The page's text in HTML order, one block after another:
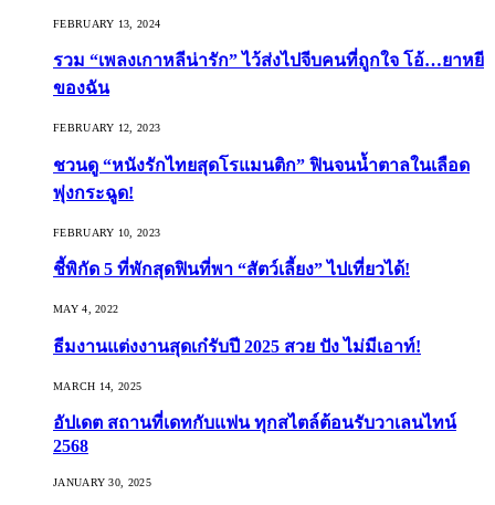
FEBRUARY 13, 2024
รวม “เพลงเกาหลีน่ารัก” ไว้ส่งไปจีบคนที่ถูกใจ โอ้…ยาหยี
ของฉัน
FEBRUARY 12, 2023
ชวนดู “หนังรักไทยสุดโรแมนติก” ฟินจนน้ำตาลในเลือด
พุ่งกระฉูด!
FEBRUARY 10, 2023
ชี้พิกัด 5 ที่พักสุดฟินที่พา “สัตว์เลี้ยง” ไปเที่ยวได้!
MAY 4, 2022
ธีมงานแต่งงานสุดเก๋รับปี 2025 สวย ปัง ไม่มีเอาท์!
MARCH 14, 2025
อัปเดต สถานที่เดทกับแฟน ทุกสไตล์ต้อนรับวาเลนไทน์
2568
JANUARY 30, 2025